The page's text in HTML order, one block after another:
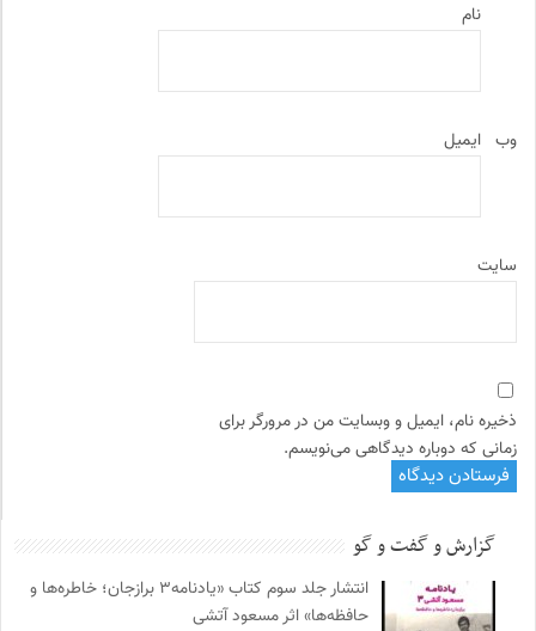
نام
ایمیل وب‌
سایت
ذخیره نام، ایمیل و وبسایت من در مرورگر برای
زمانی که دوباره دیدگاهی می‌نویسم.
گزارش و گفت و گو
انتشار جلد سوم کتاب «یادنامه۳ برازجان؛ خاطره‌ها و
حافظه‌ها» اثر مسعود آتشی